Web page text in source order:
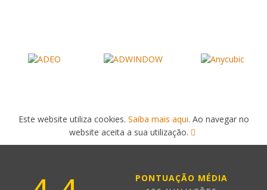
Este website utiliza cookies. Saiba mais aqui. Ao navegar no
website aceita a sua utilização.
PONTUAÇÃO MÉDIA